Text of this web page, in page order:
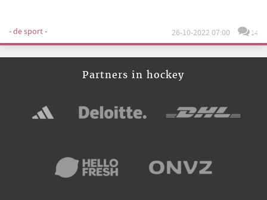
- de sport - 26-10-2022 07:00 14
Partners in hockey